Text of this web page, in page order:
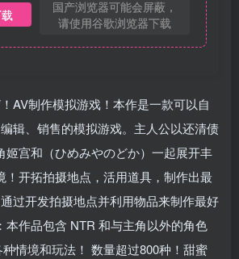
国产浏览器可能会屏蔽，
请使用谷歌浏览器下载
AV制作模拟游戏！本作是一款可以自
辑、销售的模拟游戏。主人公以还清债
姬宫和（ひめみやのどか）一起展开丰
！开拓拍摄地点，活用道具，制作出最
过开发拍摄地点并利用物品来制作最好
本作品包含 NTR 和与主角以外的角色
情境和玩法！ 数量超过800种！甜蜜